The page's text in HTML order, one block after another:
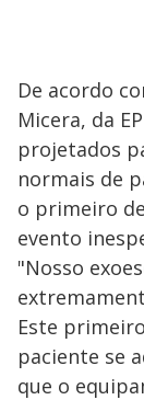
De acordo
Micera, da
projetados
normais de
o primeiro
evento
"Nosso
Este
paciente se
que o